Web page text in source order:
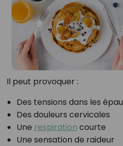
Il peut provoquer :
Des tensions dans les
Des douleurs cervicales
Une respiration courte
Une sensation de raideur